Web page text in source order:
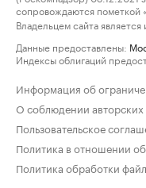
сопровождаются пометкой
Владельцем сайта
Данные предоставлены:
Индексы облигаций
Информация об
О соблюдении авторских
Пользовательское
Политика в отношении
Политика обработки